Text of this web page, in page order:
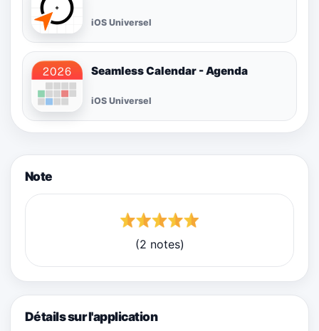
iOS Universel
Seamless Calendar - Agenda
iOS Universel
Note
(2 notes)
Détails sur l'application